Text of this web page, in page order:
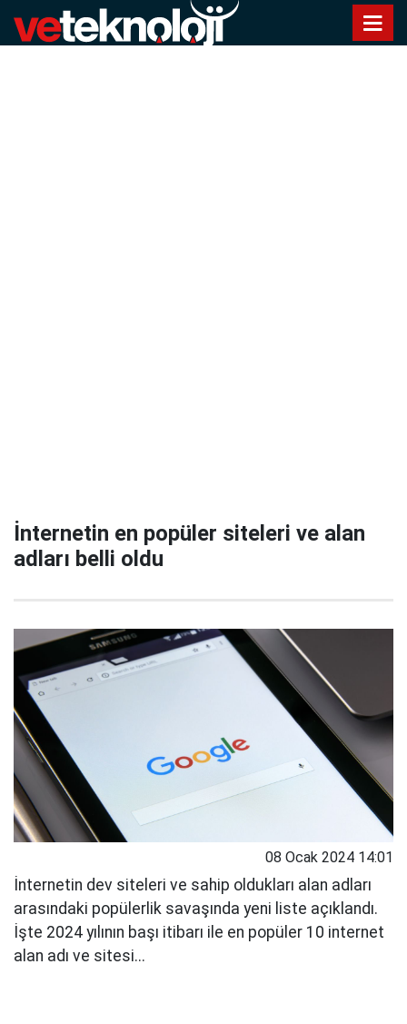
İnternetin en popüler siteleri ve alan
adları belli oldu
08 Ocak 2024 14:01
İnternetin dev siteleri ve sahip oldukları alan adları
arasındaki popülerlik savaşında yeni liste açıklandı.
İşte 2024 yılının başı itibarı ile en popüler 10 internet
alan adı ve sitesi...